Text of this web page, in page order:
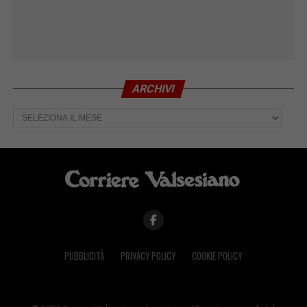
ARCHIVI
Archivi
PUBBLICITÀ PRIVACY POLICY COOKIE POLICY